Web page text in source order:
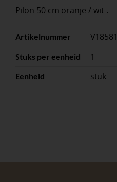
Pilon 50 cm oranje / wit .
Artikelnummer V18581
Stuks per eenheid 1
Eenheid stuk